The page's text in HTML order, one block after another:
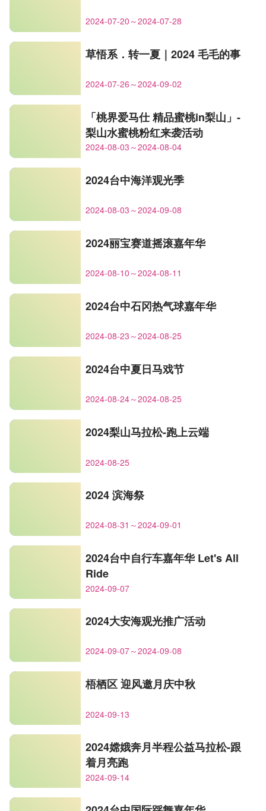
2024-07-20～2024-07-28
草悟系．转一夏｜2024 毛毛的事
2024-07-26～2024-09-02
「桃界爱马仕 精品蜜桃in梨山」-
梨山水蜜桃粉红来袭活动
2024-08-03～2024-08-04
2024台中海洋观光季
2024-08-03～2024-09-08
2024丽宝赛道摇滚嘉年华
2024-08-10～2024-08-11
2024台中石冈热气球嘉年华
2024-08-23～2024-08-25
2024台中夏日马戏节
2024-08-24～2024-08-25
2024梨山马拉松-跑上云端
2024-08-25
2024 滨海祭
2024-08-31～2024-09-01
2024台中自行车嘉年华 Let's All
Ride
2024-09-07
2024大安海观光推广活动
2024-09-07～2024-09-08
梧栖区 迎风邀月庆中秋
2024-09-13
2024嫦娥奔月半程公益马拉松-跟
着月亮跑
2024-09-14